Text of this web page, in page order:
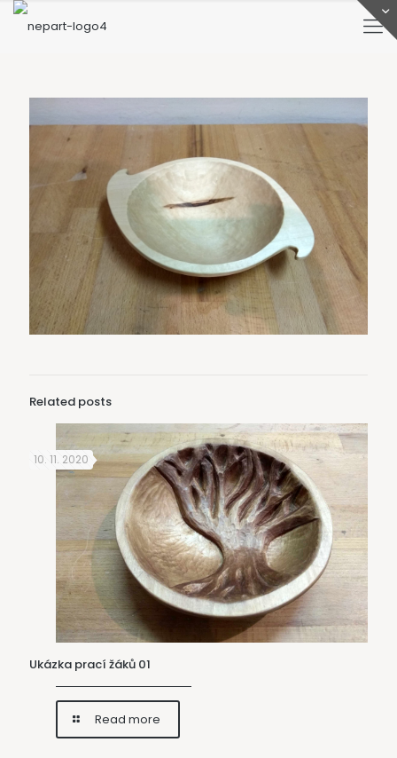
Related posts
10. 11. 2020
Ukázka prací žáků 01
Read more